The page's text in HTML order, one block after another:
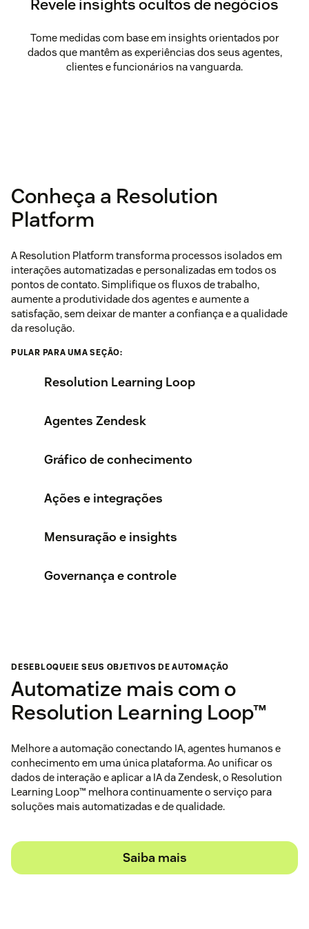
Revele insights ocultos de negócios
Tome medidas com base em insights orientados por
dados que mantêm as experiências dos seus agentes,
clientes e funcionários na vanguarda.
Conheça a Resolution
Platform
A Resolution Platform transforma processos isolados em
interações automatizadas e personalizadas em todos os
pontos de contato. Simplifique os fluxos de trabalho,
aumente a produtividade dos agentes e aumente a
satisfação, sem deixar de manter a confiança e a qualidade
da resolução.
PULAR PARA UMA SEÇÃO:
Resolution Learning Loop
Agentes Zendesk
Gráfico de conhecimento
Ações e integrações
Mensuração e insights
Governança e controle
DESEBLOQUEIE SEUS OBJETIVOS DE AUTOMAÇÃO
Automatize mais com o
Resolution Learning Loop™
Melhore a automação conectando IA, agentes humanos e
conhecimento em uma única plataforma. Ao unificar os
dados de interação e aplicar a IA da Zendesk, o Resolution
Learning Loop™ melhora continuamente o serviço para
soluções mais automatizadas e de qualidade.
Saiba mais